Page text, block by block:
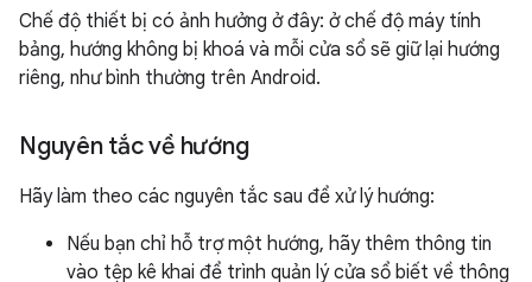
Chế độ thiết bị có ảnh hưởng ở đây: ở chế độ máy tính
bảng, hướng không bị khoá và mỗi cửa sổ sẽ giữ lại hướng
riêng, như bình thường trên Android.
Nguyên tắc về hướng
Hãy làm theo các nguyên tắc sau để xử lý hướng:
Nếu bạn chỉ hỗ trợ một hướng, hãy thêm thông tin
vào tệp kê khai để trình quản lý cửa sổ biết về thông